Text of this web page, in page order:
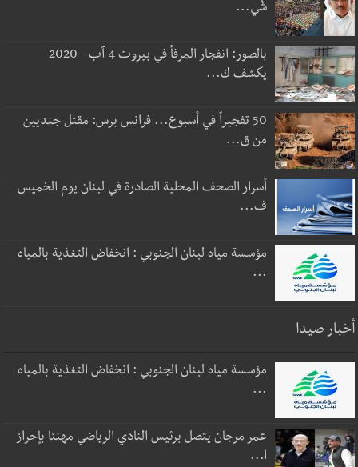
شُي...
بالصور: انفجار المرفأ في بيروت 4 آب - 2020
يكشف ك...
50 تفجيراً في أسبوع... فرانس برس: مقتل جنديين
من ق...
أسرار الصحف المحلية الصادرة في لبنان يوم الخميس
ف...
مؤسسة مياه لبنان الجنوبي : انخفاض التغذية بالمياه
...
أخبار صيدا
مؤسسة مياه لبنان الجنوبي : انخفاض التغذية بالمياه
...
عمر مرجان يتصل برئيس النادي الرياضي مهنئا بإحراز
ا...